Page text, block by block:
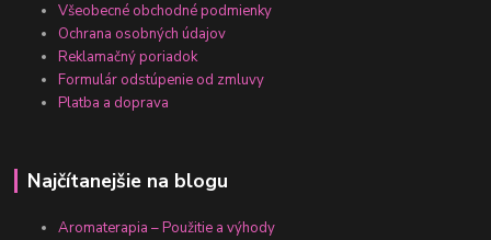
Všeobecné obchodné podmienky
Ochrana osobných údajov
Reklamačný poriadok
Formulár odstúpenie od zmluvy
Platba a doprava
Najčítanejšie na blogu
Aromaterapia – Použitie a výhody